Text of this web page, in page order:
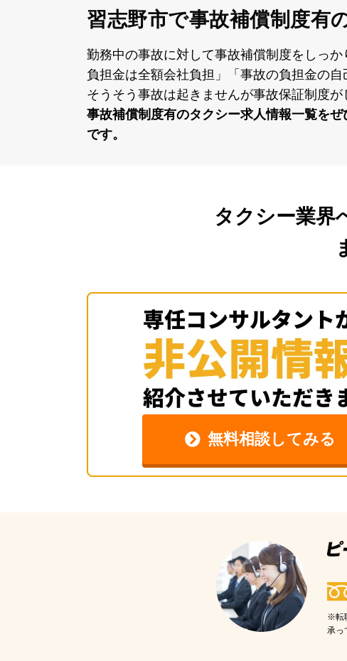
習志野市で事故補償制度有
勤務中の事故に対して事故補償制度をしっ
負担⾦は全額会社負担」「事故の負担⾦の
そうそう事故は起きませんが事故保証制度
事故補償制度有のタクシー求⼈情報⼀覧を
です。
タクシー業界
無料相談してみる
※転
承っ